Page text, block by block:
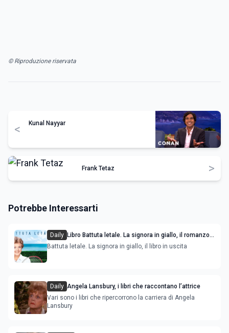
© Riproduzione riservata
< Kunal Nayyar
Frank Tetaz >
Potrebbe Interessarti
Daily Libro Battuta letale. La signora in giallo, il romanzo
di Jessica Fletcher in libreria
Battuta letale. La signora in giallo, il libro in uscita
Daily Angela Lansbury, i libri che raccontano l’attrice
Vari sono i libri che ripercorrono la carriera di Angela
Lansbury